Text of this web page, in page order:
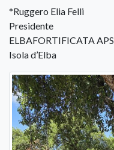
*Ruggero Elia Felli
Presidente
ELBAFORTIFICATA APS
Isola d’Elba